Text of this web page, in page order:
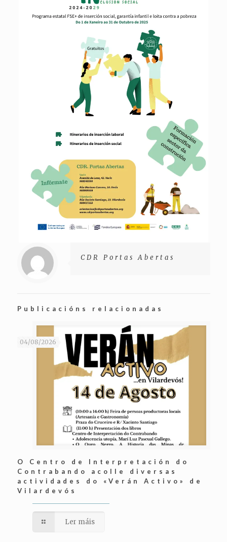
CDR Portas Abertas
Publicacións relacionadas
04/08/2026
O Centro de Interpretación do
Contrabando acolle diversas
actividades do «Verán Activo» de
Vilardevós
Ler máis